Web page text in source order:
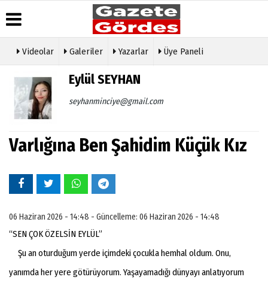
Üye Paneli
Haber
Arşivi
Gazete
Günün
Haberleri
Hava
Durumu
Gazete
Biyografiler
Video
Galeri
Etkinlikler
İlkeleri
Videolar Galeriler Yazarlar Üye Paneli
Eylül SEYHAN
seyhanminciye@gmail.com
Varlığına Ben Şahidim Küçük Kız
06 Haziran 2026 - 14:48 - Güncelleme: 06 Haziran 2026 - 14:48
“SEN ÇOK ÖZELSİN EYLÜL”
Şu an oturduğum yerde içimdeki çocukla hemhal oldum. Onu,
yanımda her yere götürüyorum. Yaşayamadığı dünyayı anlatıyorum